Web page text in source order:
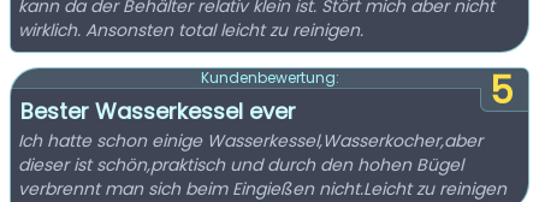
kann da der Behälter relativ klein ist. Stört mich aber nicht
wirklich. Ansonsten total leicht zu reinigen.
5
Kundenbewertung:
Bester Wasserkessel ever
Ich hatte schon einige Wasserkessel,Wasserkocher,aber
dieser ist schön,praktisch und durch den hohen Bügel
verbrennt man sich beim Eingießen nicht.Leicht zu reinigen